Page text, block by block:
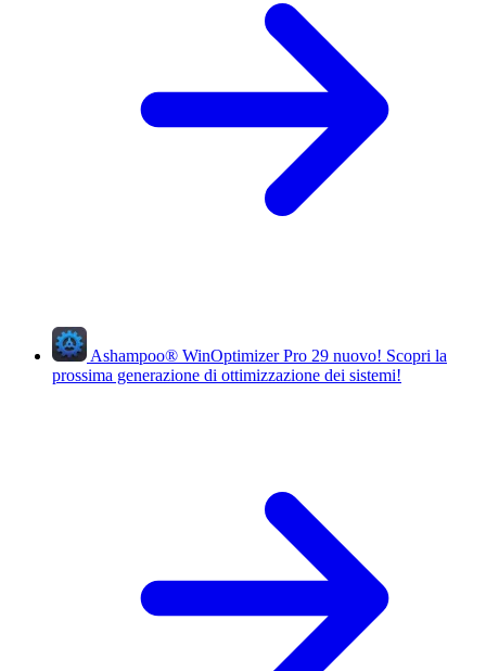
Ashampoo® WinOptimizer Pro 29 nuovo! Scopri la
prossima generazione di ottimizzazione dei sistemi!